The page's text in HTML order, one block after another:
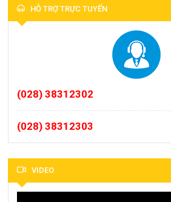
HỖ TRỢ TRỰC TUYẾN
(028) 38312302
(028) 38312303
VIDEO